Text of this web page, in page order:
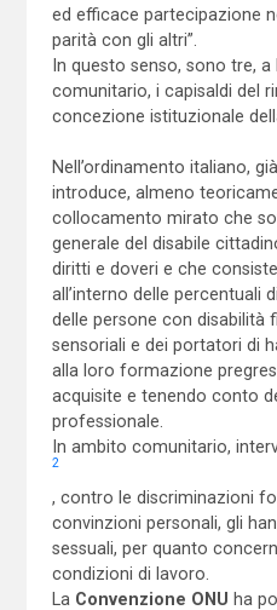
ed efficace partecipazione
parità con gli altri”.
In questo senso, sono tre,
comunitario, i capisaldi del
concezione istituzionale
Nell’ordinamento italiano,
introduce, almeno
collocamento mirato che
generale del disabile
diritti e doveri e che
all’interno delle percentuali
delle persone con disabilità
sensoriali e dei portatori di
alla loro formazione
acquisite e tenendo conto
professionale.
In ambito comunitario,
2
, contro le discriminazioni
convinzioni personali, gli
sessuali, per quanto
condizioni di lavoro.
La Convenzione ONU ha